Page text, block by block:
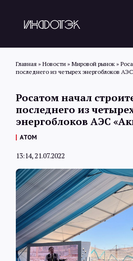
Обзоры
Главная » Новости » Мировой рынок »
последнего из четырех энергоблоков
Росатом начал
последнего из
энергоблоков АЭС
АТОМ
13:14, 21.07.2022